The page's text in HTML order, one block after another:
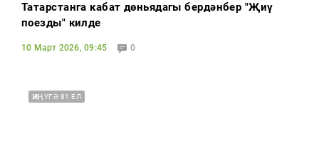
Татарстанга кабат дөньядагы бердәнбер "Җиңү
поезды" килде
10 Март 2026, 09:45 0
ҖИҢҮГӘ 81 ЕЛ